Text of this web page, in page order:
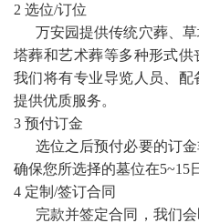
2 选位/订位
万安园提供传统穴葬、草
塔葬和艺术葬等多种形式供
我们将有专业导览人员、配
提供优质服务。
3 预付订金
选位之后预付必要的订金
确保您所选择的墓位在5~15
4 定制/签订合同
完款并签定合同，我们会